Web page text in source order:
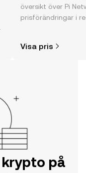
översikt över Pi
prisförändringar i
Visa pris
krypto på